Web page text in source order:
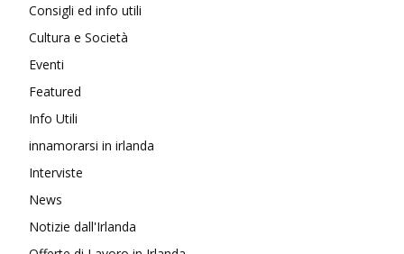
Consigli ed info utili
Cultura e Società
Eventi
Featured
Info Utili
innamorarsi in irlanda
Interviste
News
Notizie dall'Irlanda